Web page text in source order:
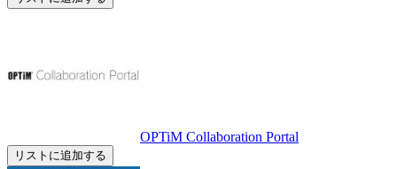
OPTiM Collaboration Portal
リストに追加する